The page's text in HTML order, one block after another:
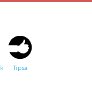
Tipsa